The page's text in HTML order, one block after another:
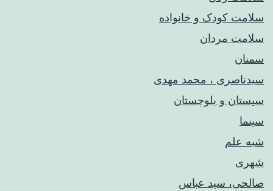
سلامت کودک‌ و خانواده
سلامت مردان
سمنان
سیدناصری ، محمد مهدی
سیستان و بلوچستان
سینما
شبه علم
شهری
صالحی، سید عباس